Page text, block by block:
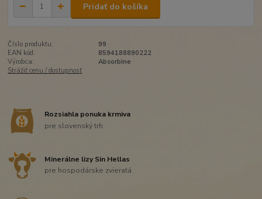
Pridať do košíka
Číslo produktu:
99
EAN kód:
8594188890222
Výrobca:
Absorbine
Strážiť cenu / dostupnosť
Rozsiahla ponuka krmiva
pre slovenský trh
Minerálne lizy Sin Hellas
pre hospodárske zvieratá